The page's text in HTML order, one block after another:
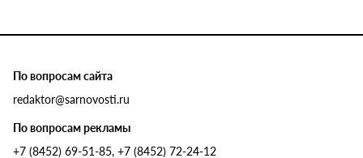
По вопросам сайта
redaktor@sarnovosti.ru
По вопросам рекламы
+7 (8452) 69-51-85, +7 (8452) 72-24-12